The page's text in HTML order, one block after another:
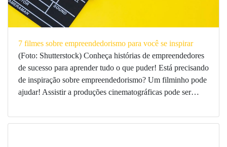
7 filmes sobre empreendedorismo para você se inspirar
(Foto: Shutterstock) Conheça histórias de empreendedores
de sucesso para aprender tudo o que puder! Está precisando
de inspiração sobre empreendedorismo? Um filminho pode
ajudar! Assistir a produções cinematográficas pode ser…